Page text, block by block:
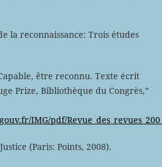
la reconnaissance: Trois études
être reconnu. Texte écrit
Prize, Bibliothèque du Congrès,”
IMG/pdf/
(Paris: Points, 2008).